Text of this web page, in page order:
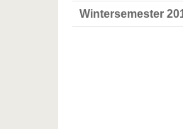
Wintersemester